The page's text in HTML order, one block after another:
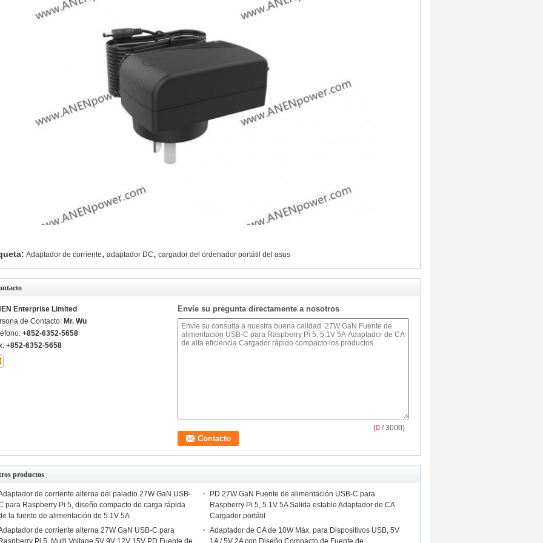
Adaptador de corriente, adaptador DC, cargador del ordenador portátil del asus
Enterprise Limited
de Contacto: Mr. Wu
+852-6352-5658
+852-6352-5658
Envíe su pregunta directamente a nosotros
(0 / 3000)
productos
de corriente alterna del paladio 27W GaN USB-
para Raspberry Pi 5, diseño compacto de carga rápida
la fuente de alimentación de 5.1V 5A
PD 27W GaN Fuente de alimentación USB-C para
Raspberry Pi 5, 5.1V 5A Salida estable Adaptador de CA
Cargador portátil
de corriente alterna 27W GaN USB-C para
Pi 5, Multi Voltage 5V 9V 12V 15V PD Fuente de
Adaptador de CA de 10W Máx. para Dispositivos USB, 5V
1A / 5V 2A con Diseño Compacto de Fuente de